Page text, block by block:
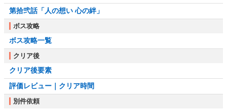
第拾弐話「人の想い 心の絆」
ボス攻略
ボス攻略一覧
クリア後
クリア後要素
評価レビュー｜クリア時間
別件依頼